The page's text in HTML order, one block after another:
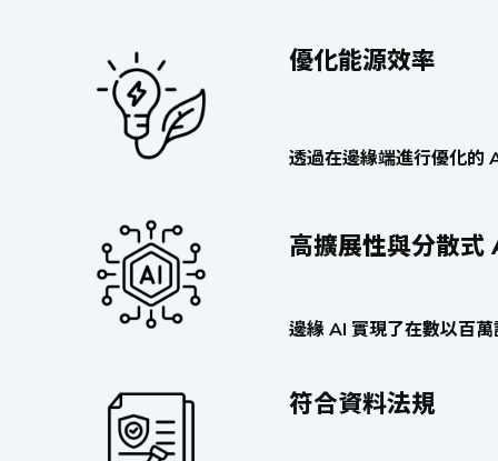
優化能源效率
透過在邊緣端進行優化的
高擴展性與分散式
邊緣 AI 實現了在數以百
符合資料法規